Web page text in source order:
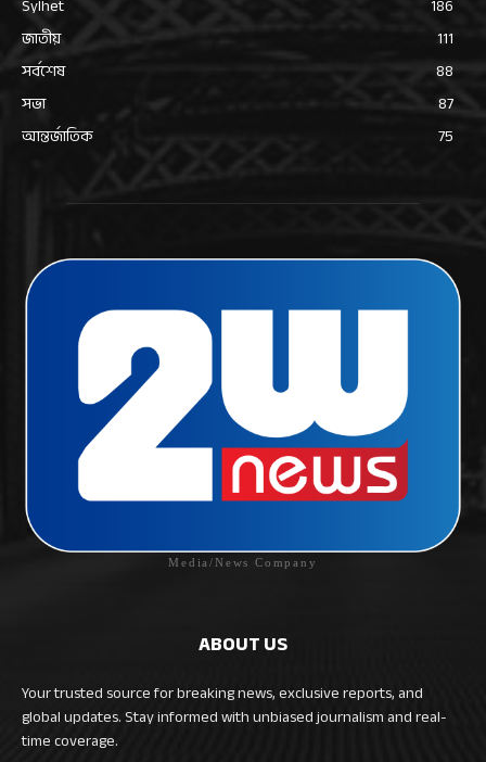
জাতীয়
111
সর্বশেষ
88
সভা
87
আন্তর্জাতিক
75
Media/News Company
ABOUT US
Your trusted source for breaking news, exclusive reports, and
global updates. Stay informed with unbiased journalism and real-
time coverage.